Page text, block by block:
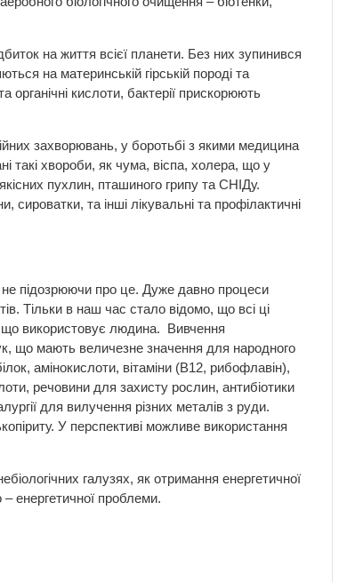
на життя всієї планети. Без них зупинився
на материнській гірській породі та
кислоти, бактерії прискорюють
захворювань, у боротьбі з якими медицина
такі хвороби, як чума, віспа, холера, що у
пухлин, пташиного грипу та СНІДу.
та інші лікувальні та профілактичні
не підозрюючи про це. Дуже давно процеси
Тільки в наш час стало відомо, що всі ці
що використовує людина. Вивчення
що мають величезне значення для народного
амінокислоти, вітаміни (В12, рибофлавін),
речовини для захисту рослин, антибіотики
для вилучення різних металів з руди.
У перспективі можливе використання
галузях, як отримання енергетичної
енергетичної проблеми.